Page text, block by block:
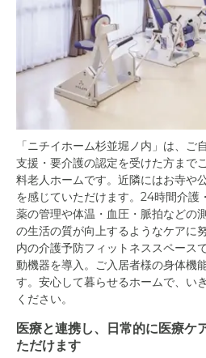
「ニチイホーム杉並堀ノ内」は、ご
支援・要介護の認定を受けた方まで
料老人ホームです。近隣にはお寺や
を感じていただけます。24時間介護
薬の管理や体温・血圧・脈拍などの
の生活の質が向上するようなケアに
内の介護予防フィットネススペース
動機器を導入。ご入居者様の身体機
す。安心して暮らせるホームで、い
ください。
医療と連携し、日常的に医療ケ
ただけます